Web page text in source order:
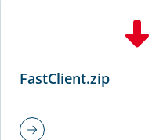
FastClient.zip